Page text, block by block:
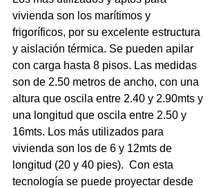
vivienda son los marítimos y
frigoríficos, por su excelente estructura
y aislación térmica. Se pueden apilar
con carga hasta 8 pisos. Las medidas
son de 2.50 metros de ancho, con una
altura que oscila entre 2.40 y 2.90mts y
una longitud que oscila entre 2.50 y
16mts. Los más utilizados para
vivienda son los de 6 y 12mts de
longitud (20 y 40 pies).  Con esta
tecnología se puede proyectar desde